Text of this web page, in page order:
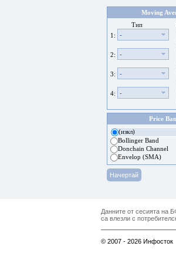
Moving
Тип
1:
-
2: -
3: -
4: -
Price
(изкл)
Bollinger Band
Donchain Channel
Envelop (SMA)
Данните от сесията на
са влезли с
© 2007 - 2026 Инфосток